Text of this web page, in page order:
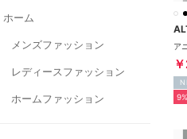
ホーム
メンズファッション
レディースファッション
ホームファッション